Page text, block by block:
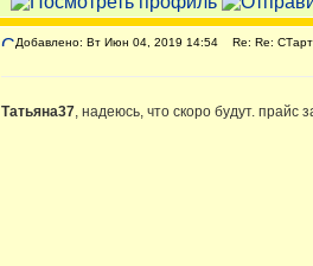
Добавлено: Вт Июн 04, 2019 14:54 Re: Re:
Татьяна37, надеюсь, что скоро будут. прайс